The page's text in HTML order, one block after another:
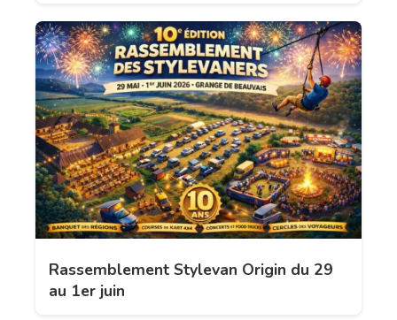
Rassemblement Stylevan Origin du 29
au 1er juin